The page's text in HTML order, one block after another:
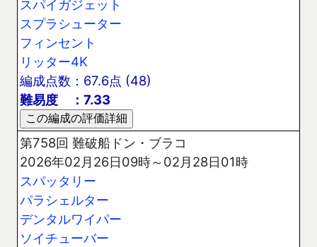
スパイガジェット
スプラシューター
フィンセント
リッター4K
編成点数：67.6点 (48)
難易度 ：7.33
第758回 難破船ドン・ブラコ
2026年02月26日09時～02月28日01時
スパッタリー
パラシェルター
デンタルワイパー
ソイチューバー